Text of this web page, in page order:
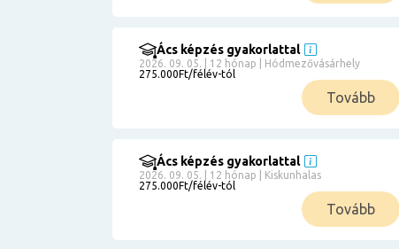
Ács képzés gyakorlattal
2026. 09. 05. | 12 hónap | Hódmezővásárhely
275.000Ft/félév-tól
Tovább
Ács képzés gyakorlattal
2026. 09. 05. | 12 hónap | Kiskunhalas
275.000Ft/félév-tól
Tovább